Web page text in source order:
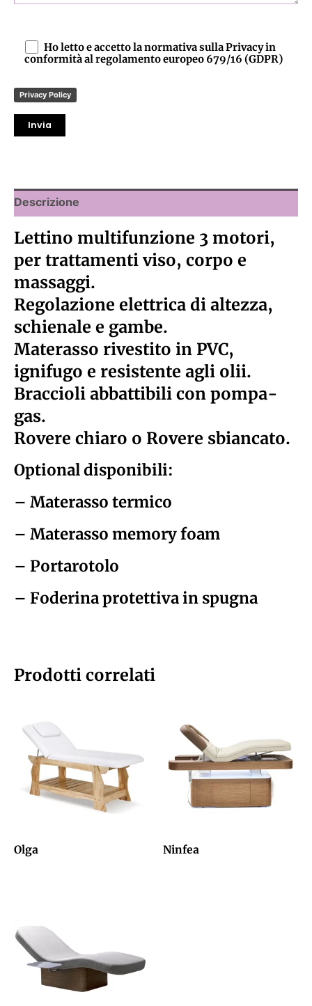
Ho letto e accetto la normativa sulla Privacy in
conformità al regolamento europeo 679/16 (GDPR)
Privacy Policy
Descrizione
Lettino multifunzione 3 motori,
per trattamenti viso, corpo e
massaggi.
Regolazione elettrica di altezza,
schienale e gambe.
Materasso rivestito in PVC,
ignifugo e resistente agli olii.
Braccioli abbattibili con pompa-
gas.
Rovere chiaro o Rovere sbiancato.
Optional disponibili:
– Materasso termico
– Materasso memory foam
– Portarotolo
– Foderina protettiva in spugna
Prodotti correlati
Olga Ninfea